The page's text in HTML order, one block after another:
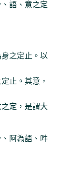
語、意之定
之定止。以
止。其意，
定，是謂大
阿為語、吽